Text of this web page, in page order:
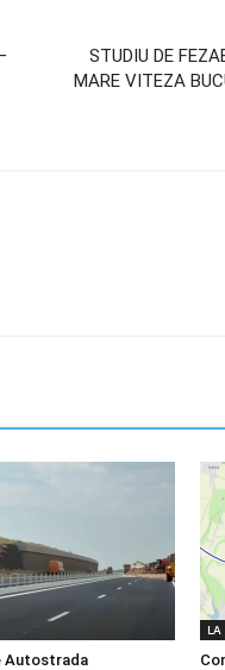
STUDIU DE
MARE VITEZA
Autostrada
LA